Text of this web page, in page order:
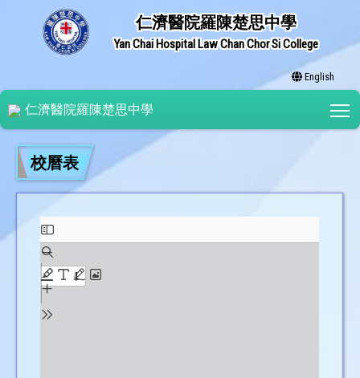
仁濟醫院羅陳楚思中學
Yan Chai Hospital Law Chan Chor Si College
English
仁濟醫院羅陳楚思中學
校曆表